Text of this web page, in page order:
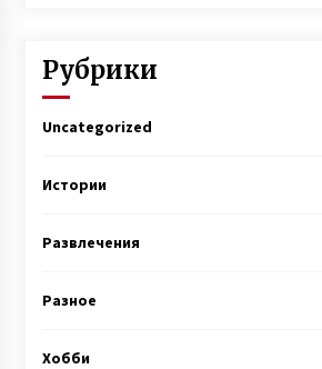
Рубрики
Uncategorized
Истории
Развлечения
Разное
Хобби